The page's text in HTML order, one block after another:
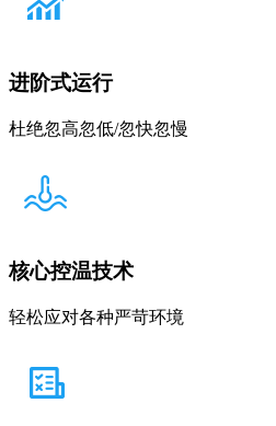
进阶式运行
杜绝忽高忽低/忽快忽慢
核心控温技术
轻松应对各种严苛环境